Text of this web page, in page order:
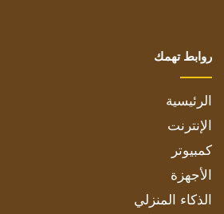
روابط تهمك
الرئيسية
الإنترنت
كمبيوتر
الأجهزة
الذكاء المنزلي